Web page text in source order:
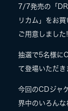
LIVE
7/7発売の「
リカム」をお
ご用意しました!
抽選で5名様に
て登場いただき
今回のCDジャ
界中のいろん